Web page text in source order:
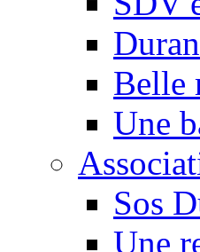
Belle
Une
Sos
Une